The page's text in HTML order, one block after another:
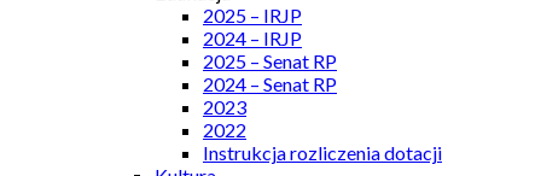
2025 – IRJP
2024 – IRJP
2025 – Senat RP
2024 – Senat RP
2023
2022
Instrukcja rozliczenia dotacji